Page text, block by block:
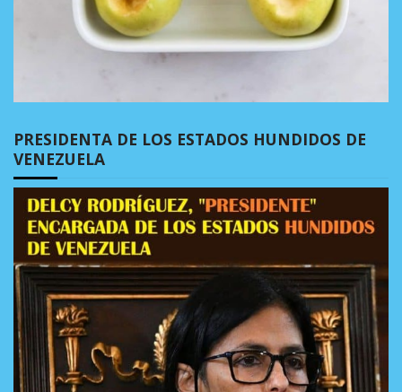
PRESIDENTA DE LOS ESTADOS HUNDIDOS DE
VENEZUELA